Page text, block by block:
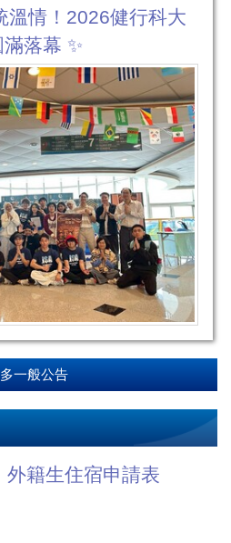
溫情！2026健行科大
落幕 ✨
一般公告
外籍生住宿申請表